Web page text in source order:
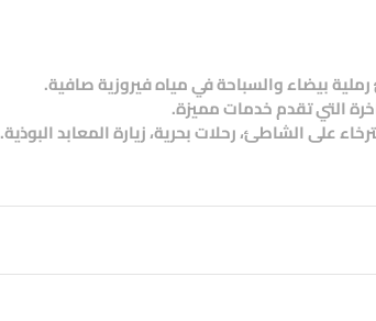
بيضاء والسباحة في مياه فيروزية صافية.
التي تقدم خدمات مميزة.
على الشاطئ، رحلات بحرية، زيارة المعابد البوذية.